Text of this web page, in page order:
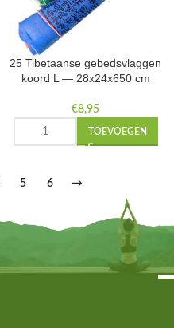
25 Tibetaanse gebedsvlaggen
koord L — 28x24x650 cm
€8,95
TOEVOEGEN
5 6 →